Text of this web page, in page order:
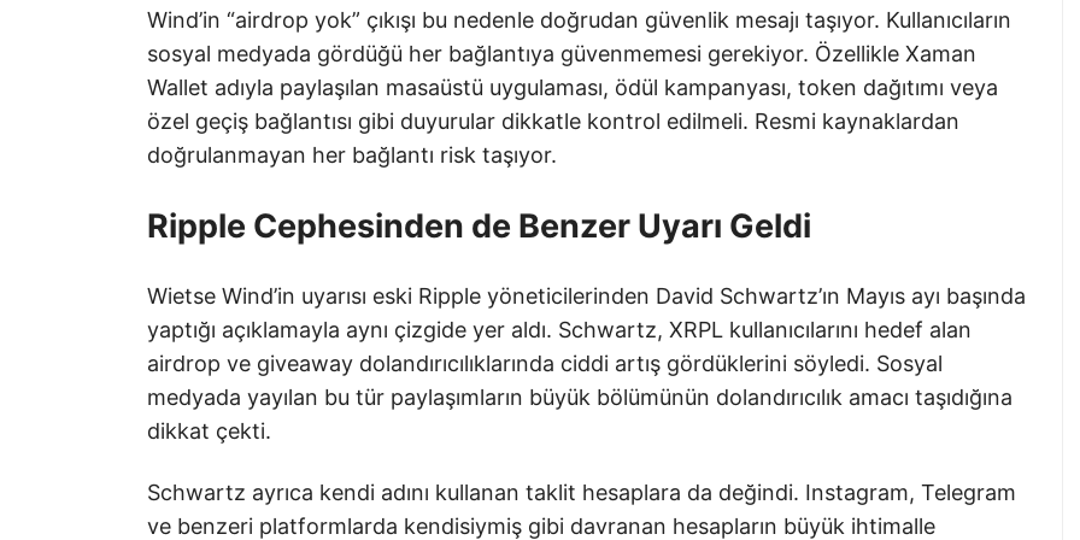
Wind’in “airdrop yok” çıkışı bu nedenle doğrudan güvenlik mesajı taşıyor. Kullanıcıların
sosyal medyada gördüğü her bağlantıya güvenmemesi gerekiyor. Özellikle Xaman
Wallet adıyla paylaşılan masaüstü uygulaması, ödül kampanyası, token dağıtımı veya
özel geçiş bağlantısı gibi duyurular dikkatle kontrol edilmeli. Resmi kaynaklardan
doğrulanmayan her bağlantı risk taşıyor.
Ripple Cephesinden de Benzer Uyarı Geldi
Wietse Wind’in uyarısı eski Ripple yöneticilerinden David Schwartz’ın Mayıs ayı başında
yaptığı açıklamayla aynı çizgide yer aldı. Schwartz, XRPL kullanıcılarını hedef alan
airdrop ve giveaway dolandırıcılıklarında ciddi artış gördüklerini söyledi. Sosyal
medyada yayılan bu tür paylaşımların büyük bölümünün dolandırıcılık amacı taşıdığına
dikkat çekti.
Schwartz ayrıca kendi adını kullanan taklit hesaplara da değindi. Instagram, Telegram
ve benzeri platformlarda kendisiymiş gibi davranan hesapların büyük ihtimalle